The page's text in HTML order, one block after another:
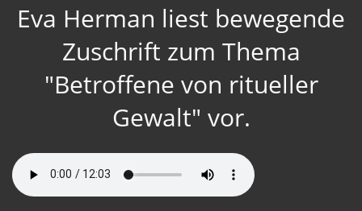
Eva Herman liest bewegende
Zuschrift zum Thema
"Betroffene von ritueller
Gewalt" vor.